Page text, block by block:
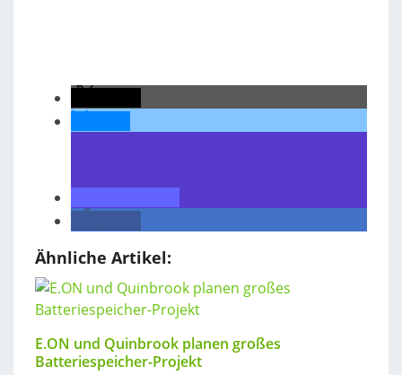
Ähnliche Artikel:
E.ON und Quinbrook planen großes
Batteriespeicher-Projekt